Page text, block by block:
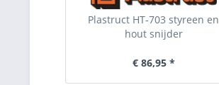
Plastruct HT-703 styreen en
hout snijder
€ 86,95 *